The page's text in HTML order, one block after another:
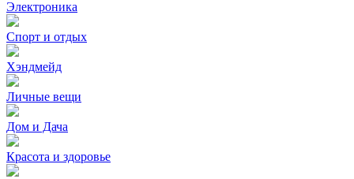
Электроника
Спорт и отдых
Хэндмейд
Личные вещи
Дом и Дача
Красота и здоровье